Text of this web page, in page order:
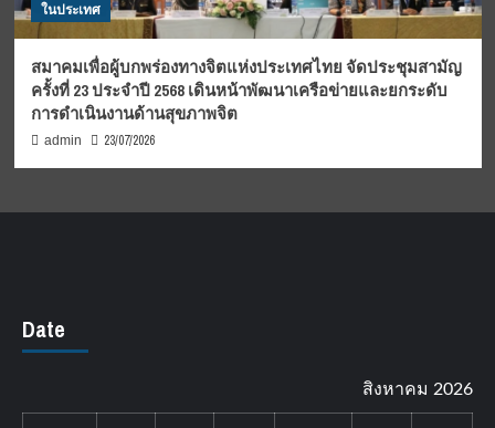
ในประเทศ
สมาคมเพื่อผู้บกพร่องทางจิตแห่งประเทศไทย จัดประชุมสามัญ
ครั้งที่ 23 ประจำปี 2568 เดินหน้าพัฒนาเครือข่ายและยกระดับ
การดำเนินงานด้านสุขภาพจิต
admin 23/07/2026
Date
สิงหาคม 2026